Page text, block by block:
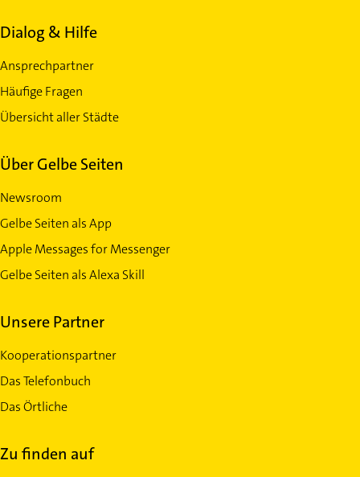
Dialog & Hilfe
Ansprechpartner
Häufige Fragen
Übersicht aller Städte
Über Gelbe Seiten
Newsroom
Gelbe Seiten als App
Apple Messages for Messenger
Gelbe Seiten als Alexa Skill
Unsere Partner
Kooperationspartner
Das Telefonbuch
Das Örtliche
Zu finden auf